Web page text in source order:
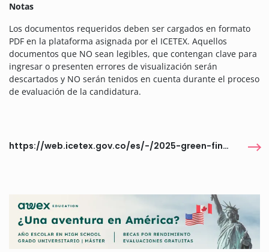
Notas
Los documentos requeridos deben ser cargados en formato
PDF en la plataforma asignada por el ICETEX. Aquellos
documentos que NO sean legibles, que contengan clave para
ingresar o presenten errores de visualización serán
descartados y NO serán tenidos en cuenta durante el proceso
de evaluación de la candidatura.
https://web.icetex.gov.co/es/-/2025-green-financing-and-sustainable-investments